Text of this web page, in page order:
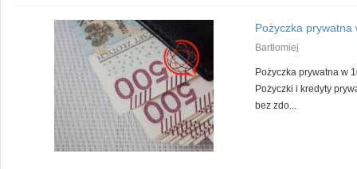
Pożyczka prywatna
Bartłomiej
Pożyczka prywatna w
Pożyczki i kredyty
bez zdo...